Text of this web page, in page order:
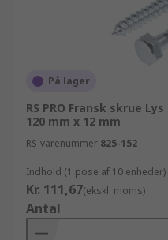
På lager
RS PRO Fransk skrue
120 mm x 12 mm
RS-varenummer 825-152
Indhold (1 pose af 10 enheder)
Kr. 111,67(ekskl. moms)
Antal